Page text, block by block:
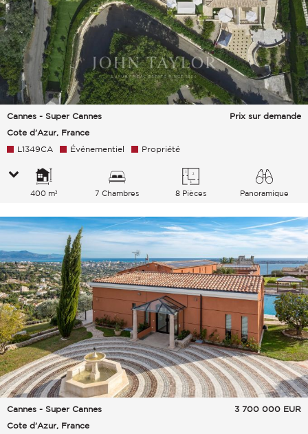
Cannes - Super Cannes
Cote d'Azur, France
Prix sur demande
L1349CA Événementiel Propriété
400 m² 7 Chambres 8 Pièces Panoramique
Cannes - Super Cannes
Cote d'Azur, France
3 700 000 EUR